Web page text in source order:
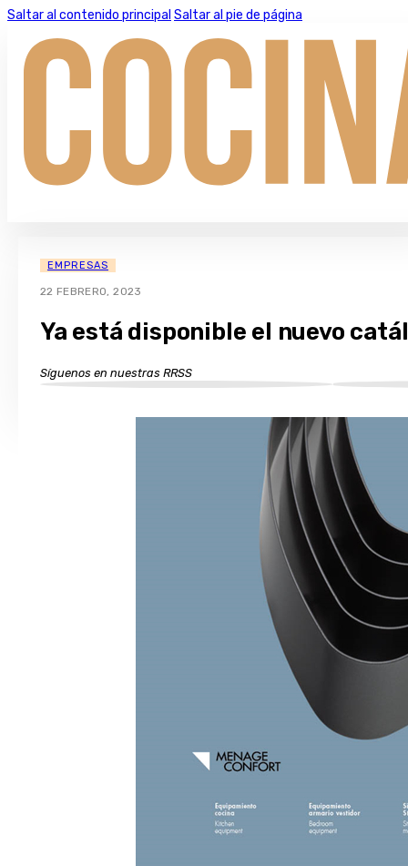
Saltar al contenido principal Saltar al pie de página
EMPRESAS
22 FEBRERO, 2023
Ya está disponible el nuevo
Síguenos en nuestras RRSS